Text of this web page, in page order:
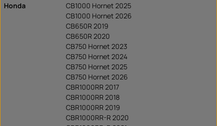
Honda
CB1000 Hornet 2025
CB1000 Hornet 2026
CB650R 2019
CB650R 2020
CB750 Hornet 2023
CB750 Hornet 2024
CB750 Hornet 2025
CB750 Hornet 2026
CBR1000RR 2017
CBR1000RR 2018
CBR1000RR 2019
CBR1000RR-R 2020